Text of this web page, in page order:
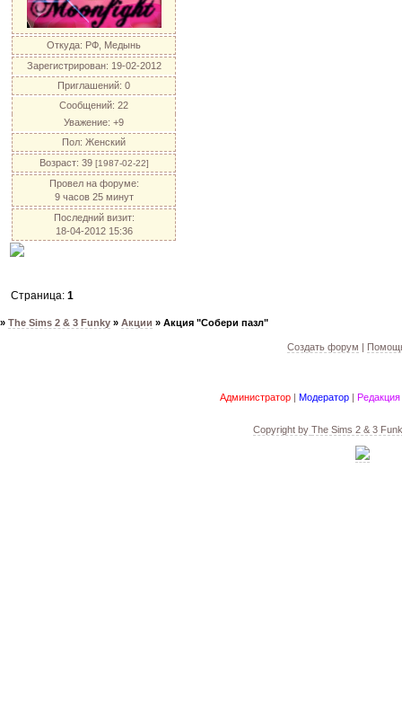
Откуда: РФ, Медынь
Зарегистрирован: 19-02-2012
Приглашений: 0
Сообщений: 22
Уважение: +9
Пол: Женский
Возраст: 39 [1987-02-22]
Провел на форуме:
9 часов 25 минут
Последний визит:
18-04-2012 15:36
Страница:1
» The Sims 2 & 3 Funky » Акции » Акция "Собери пазл"
Создать форум |
Администратор | Модератор | Редакция
Copyright by The Sims 2 & 3